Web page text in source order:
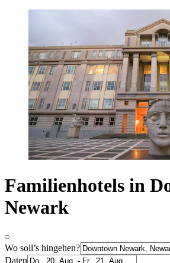
Familienhotels in
Newark
Wo soll’s hingehen?
Daten